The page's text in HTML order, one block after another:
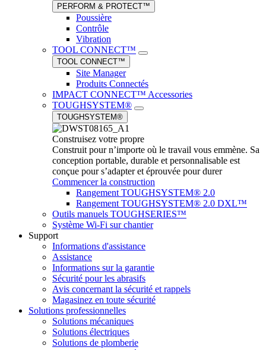
PERFORM & PROTECT™
Poussière
Contrôle
Vibration
TOOL CONNECT™
TOOL CONNECT™
Site Manager
Produits Connectés
IMPACT CONNECT™ Accessories
TOUGHSYSTEM®
TOUGHSYSTEM®
Construisez votre propre
Construit pour n’importe où le travail vous emmène. Sa
conception portable, durable et personnalisable est
conçue pour s’adapter et éprouvée pour durer
Commencer la construction
Rangement TOUGHSYSTEM® 2.0
Rangement TOUGHSYSTEM® 2.0 DXL™
Outils manuels TOUGHSERIES™
Système Wi-Fi sur chantier
Support
Informations d'assistance
Assistance
Informations sur la garantie
Sécurité pour les abrasifs
Avis concernant la sécurité et rappels
Magasinez en toute sécurité
Solutions professionnelles
Solutions mécaniques
Solutions électriques
Solutions de plomberie